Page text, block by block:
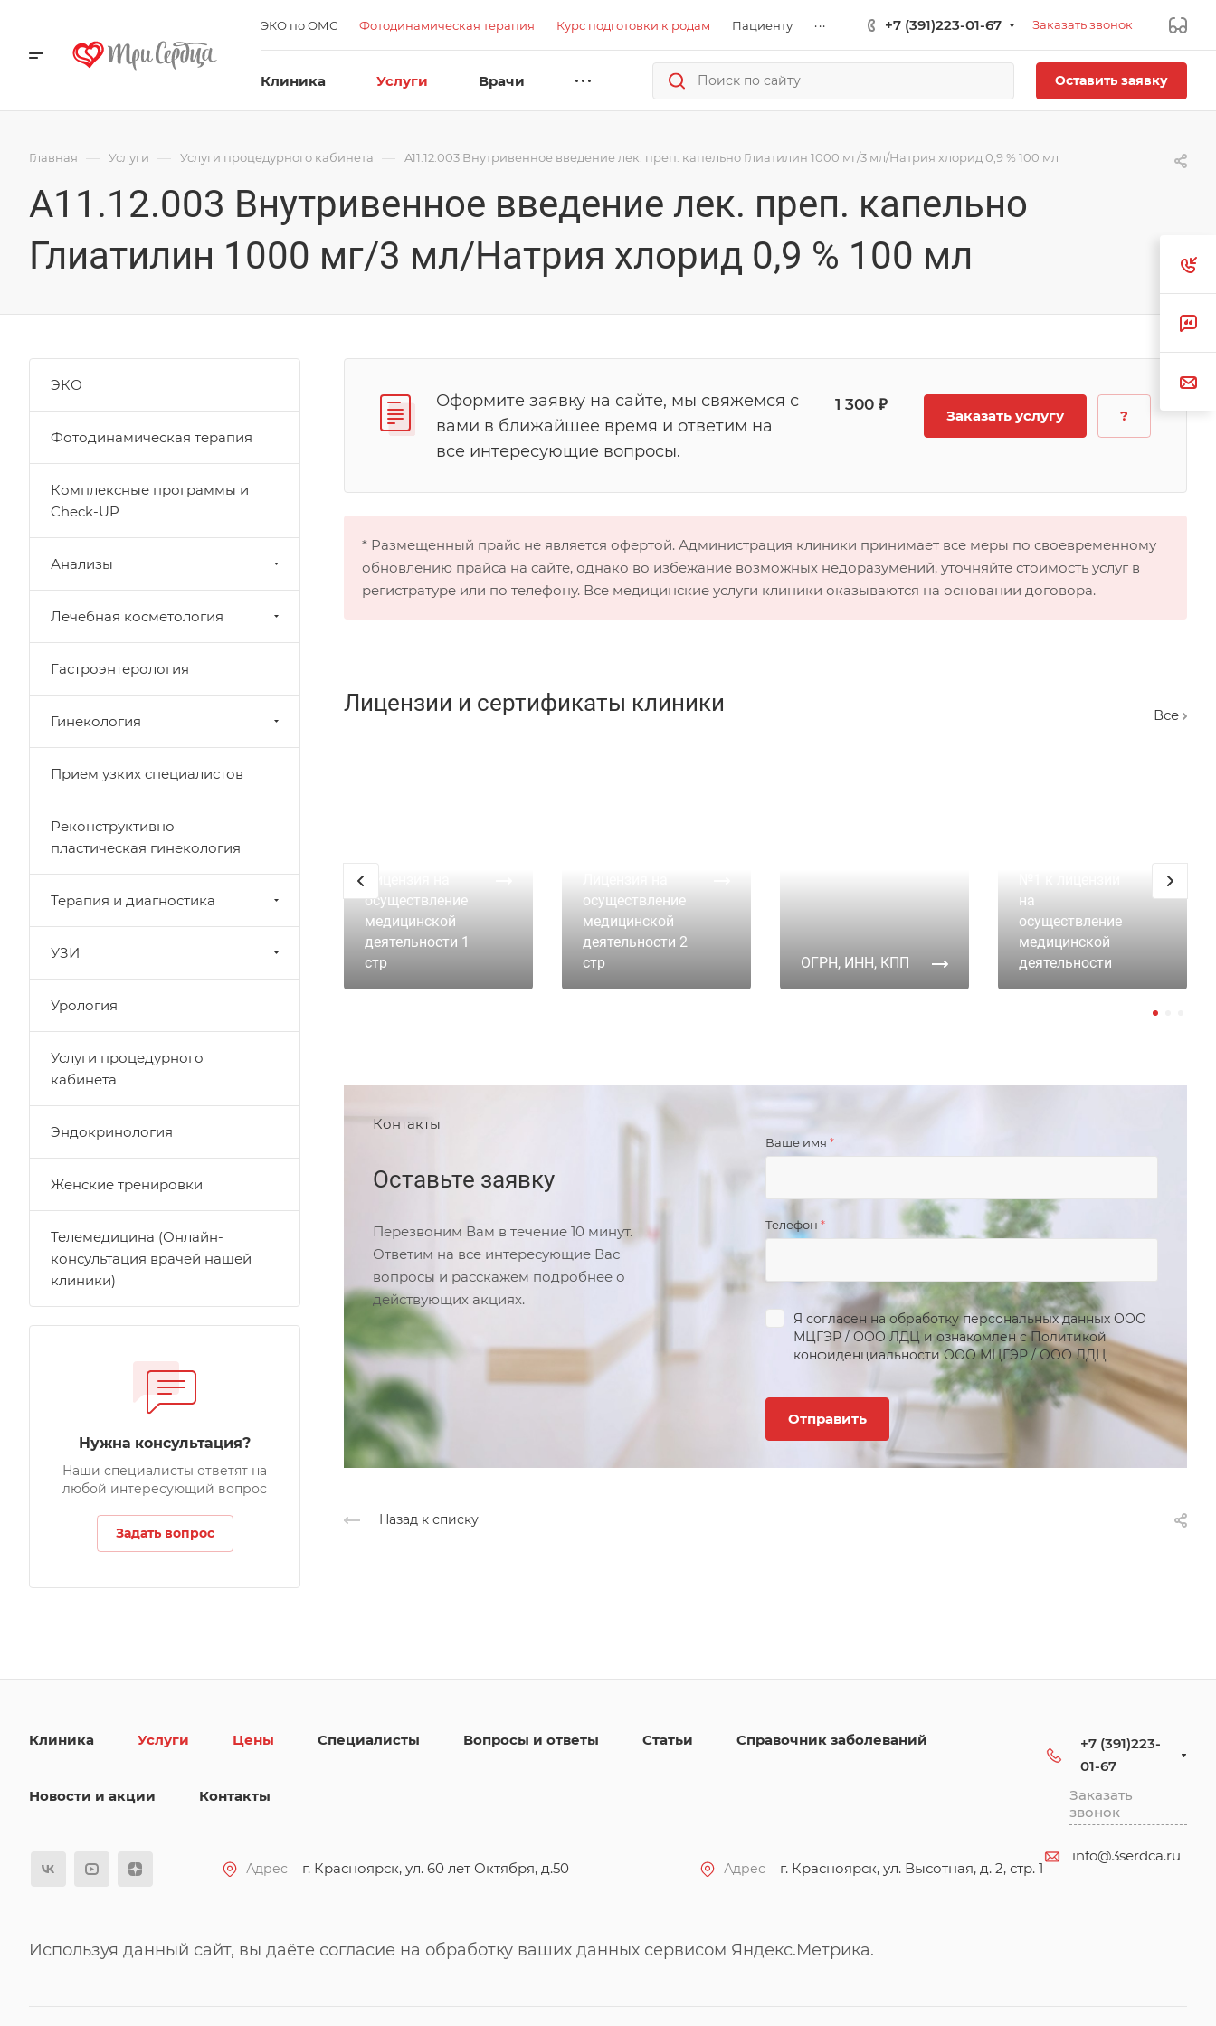
ЭКО по ОМС Фотодинамическая терапия Курс подготовки к родам Пациенту ... +7 (391)223-01-67 Заказать звонок
Клиника Услуги Врачи Оставить заявку
Главная — Услуги — Услуги процедурного кабинета — A11.12.003 Внутривенное введение лек. преп. капельно Глиатилин 1000 мг/3 мл/Натрия хлорид 0,9 % 100 мл
A11.12.003 Внутривенное введение лек. преп. капельно
Глиатилин 1000 мг/3 мл/Натрия хлорид 0,9 % 100 мл
Оформите заявку на сайте, мы свяжемся с
вами в ближайшее время и ответим на
все интересующие вопросы.
1 300 ₽
Заказать услугу ?
* Размещенный прайс не является офертой. Администрация клиники принимает все меры по своевременному
обновлению прайса на сайте, однако во избежание возможных недоразумений, уточняйте стоимость услуг в
регистратуре или по телефону. Все медицинские услуги клиники оказываются на основании договора.
Лицензии и сертификаты клиники Вcе
осуществление
медицинской
деятельности 1
стр
осуществление
медицинской
деятельности 2
стр
ОГРН, ИНН, КПП
на
осуществление
медицинской
деятельности
Контакты
Оставьте заявку
Перезвоним Вам в течение 10 минут.
Ответим на все интересующие Вас
вопросы и расскажем подробнее о
действующих акциях.
Ваше имя *
Телефон *
Я согласен на обработку персональных данных ООО
МЦГЭР / ООО ЛДЦ и ознакомлен с Политикой
конфиденциальностиООО МЦГЭР /ООО ЛДЦ
Назад к списку
ЭКО
Фотодинамическая терапия
Комплексные программы и
Check-UP
Анализы
Лечебная косметология
Гастроэнтерология
Гинекология
Прием узких специалистов
Реконструктивно
пластическая гинекология
Терапия и диагностика
УЗИ
Урология
Услуги процедурного
кабинета
Эндокринология
Женские тренировки
Телемедицина (Онлайн-
консультация врачей нашей
клиники)
Нужна консультация?
Наши специалисты ответят на
любой интересующий вопрос
Задать вопрос
Клиника Услуги Цены Специалисты Вопросы и ответы Статьи Справочник заболеваний
Новости и акции Контакты
Адрес г. Красноярск, ул. 60 лет Октября, д.50 Адрес г. Красноярск, ул. Высотная, д. 2, стр. 1
+7 (391)223-
01-67
Заказать
звонок
info@3serdca.ru
Используя данный сайт, вы даёте согласие на обработку ваших данных сервисом Яндекс.Метрика.